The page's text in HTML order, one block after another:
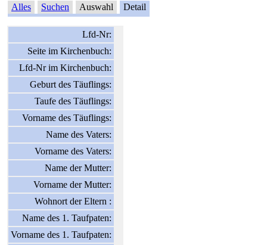
Alles Suchen Auswahl Detail
Lfd-Nr:
Seite im Kirchenbuch:
Lfd-Nr im Kirchenbuch:
Geburt des Täuflings:
Taufe des Täuflings:
Vorname des Täuflings:
Name des Vaters:
Vorname des Vaters:
Name der Mutter:
Vorname der Mutter:
Wohnort der Eltern :
Name des 1. Taufpaten:
Vorname des 1. Taufpaten: